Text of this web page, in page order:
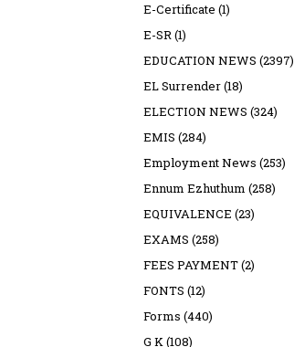
E-Certificate (1)
E-SR(1)
EDUCATION NEWS (2397)
EL Surrender(18)
ELECTION NEWS (324)
EMIS (284)
Employment News (253)
Ennum Ezhuthum (258)
EQUIVALENCE (23)
EXAMS (258)
FEES PAYMENT(2)
FONTS (12)
Forms (440)
G K(108)